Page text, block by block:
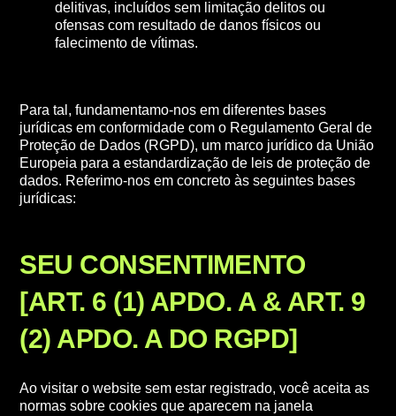
delitivas, incluídos sem limitação delitos ou
ofensas com resultado de danos físicos ou
falecimento de vítimas.
Para tal, fundamentamo-nos em diferentes bases
jurídicas em conformidade com o Regulamento Geral de
Proteção de Dados (RGPD), um marco jurídico da União
Europeia para a estandardização de leis de proteção de
dados. Referimo-nos em concreto às seguintes bases
jurídicas:
SEU CONSENTIMENTO
[ART. 6 (1) APDO. A & ART. 9
(2) APDO. A DO RGPD]
Ao visitar o website sem estar registrado, você aceita as
normas sobre cookies que aparecem na janela